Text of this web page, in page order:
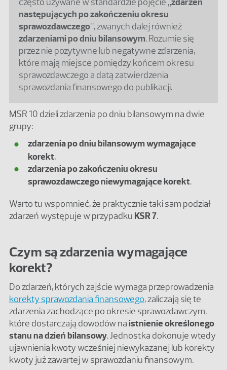
następujących po zakończeniu okresu
sprawozdawczego”, zwanych dalej również
zdarzeniami po dniu bilansowym. Rozumie się
przez nie pozytywne lub negatywne zdarzenia,
które mają miejsce pomiędzy końcem okresu
sprawozdawczego a datą zatwierdzenia
sprawozdania finansowego do publikacji.
MSR 10 dzieli zdarzenia po dniu bilansowym na dwie
grupy:
zdarzenia po dniu bilansowym wymagające
korekt,
zdarzenia po zakończeniu okresu
sprawozdawczego niewymagające korekt.
Warto tu wspomnieć, że praktycznie taki sam podział
zdarzeń występuje w przypadku KSR 7.
Czym są zdarzenia wymagające
korekt?
Do zdarzeń, których zajście wymaga przeprowadzenia
korekty sprawozdania finansowego, zaliczają się te
zdarzenia zachodzące po okresie sprawozdawczym,
które dostarczają dowodów naistnienie określonego
stanu na dzień bilansowy. Jednostka dokonuje wtedy
ujawnienia kwoty wcześniej niewykazanej lub korekty
kwoty już zawartej w sprawozdaniu finansowym.